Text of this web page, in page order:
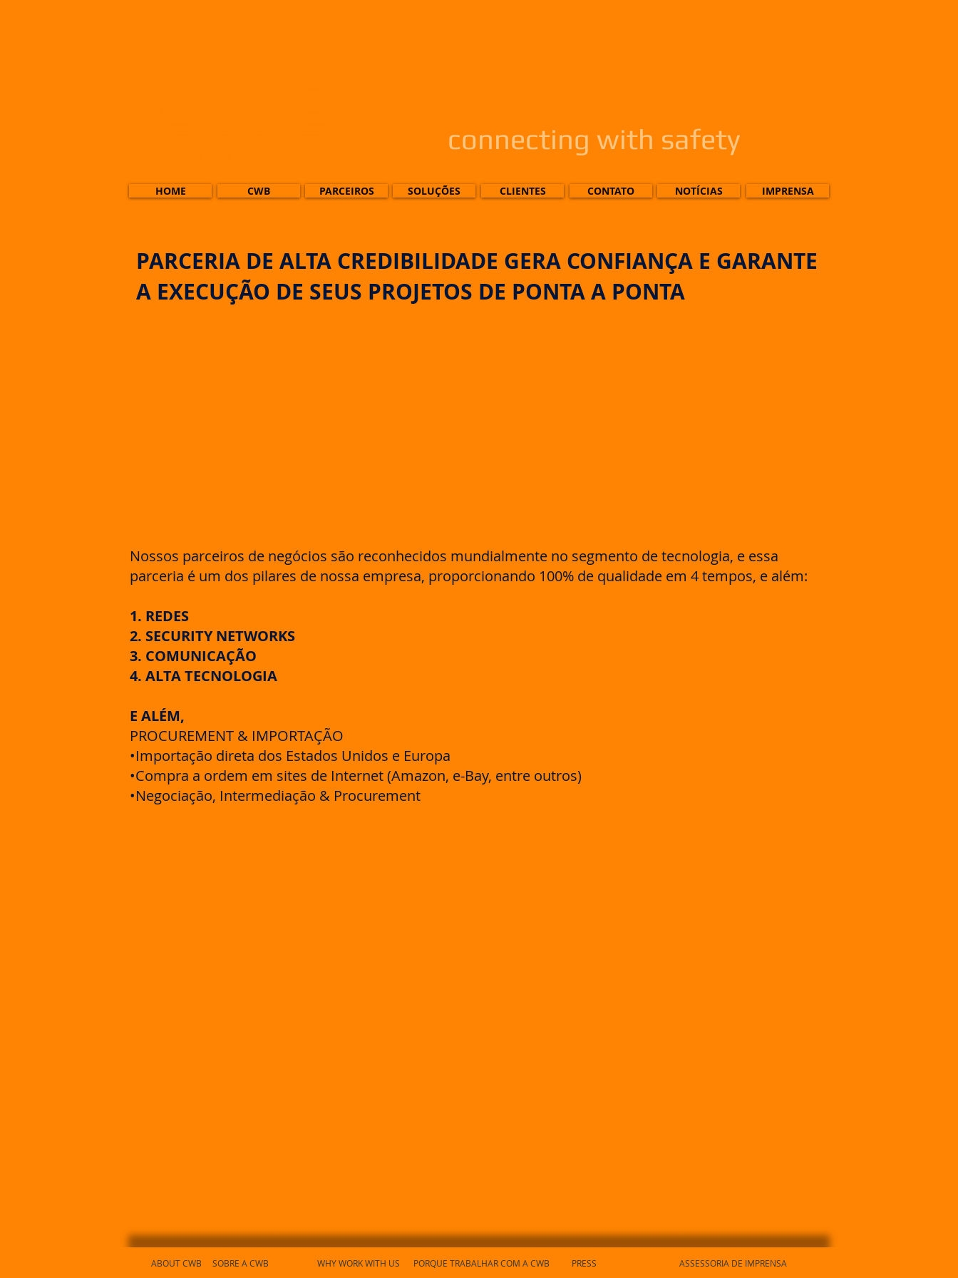
connecting with safety
HOME CWB PARCEIROS SOLUÇÕES CLIENTES CONTATO NOTÍCIAS IMPRENSA
PARCERIA DE ALTA CREDIBILIDADE GERA CONFIANÇA E GARANTE
A EXECUÇÃO DE SEUS PROJETOS DE PONTA A PONTA
Nossos parceiros de negócios são reconhecidos mundialmente no segmento de tecnologia, e essa
parceria é um dos pilares de nossa empresa, proporcionando 100% de qualidade em 4 tempos, e além:
1. REDES
2. SECURITY NETWORKS
3. COMUNICAÇÃO
4. ALTA TECNOLOGIA
E ALÉM,
PROCUREMENT & IMPORTAÇÃO
•Importação direta dos Estados Unidos e Europa
•Compra a ordem em sites de Internet (Amazon, e-Bay, entre outros)
•Negociação, Intermediação & Procurement
ABOUT CWB SOBRE A CWB WHY WORK WITH US PORQUE TRABALHAR COM A CWB PRESS ASSESSORIA DE IMPRENSA